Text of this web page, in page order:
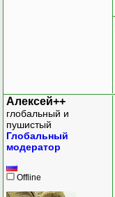
Алексей++
глобальный и
пушистый
Глобальный
модератор
Offline